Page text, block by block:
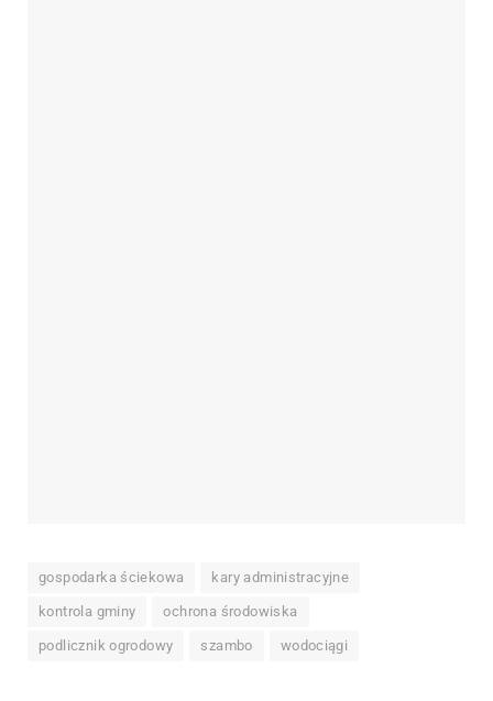
gospodarka ściekowa kary administracyjne
kontrola gminy ochrona środowiska
podlicznik ogrodowy szambo wodociągi